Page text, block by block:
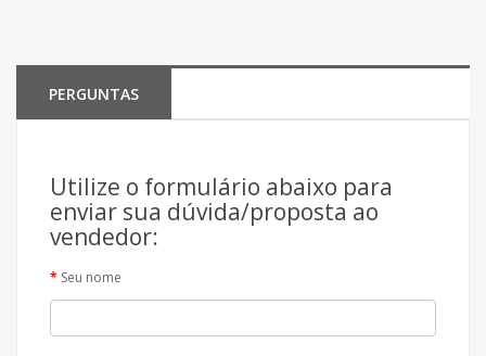
PERGUNTAS
Utilize o formulário abaixo para
enviar sua dúvida/proposta ao
vendedor:
Seu nome